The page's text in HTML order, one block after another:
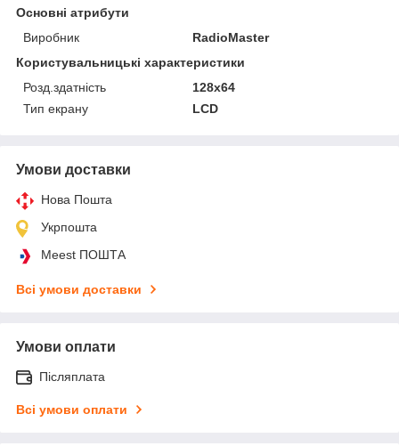
Основні атрибути
Виробник
RadioMaster
Користувальницькі характеристики
Розд.здатність
128x64
Тип екрану
LCD
Умови доставки
Нова Пошта
Укрпошта
Meest ПОШТА
Всі умови доставки
Умови оплати
Післяплата
Всі умови оплати